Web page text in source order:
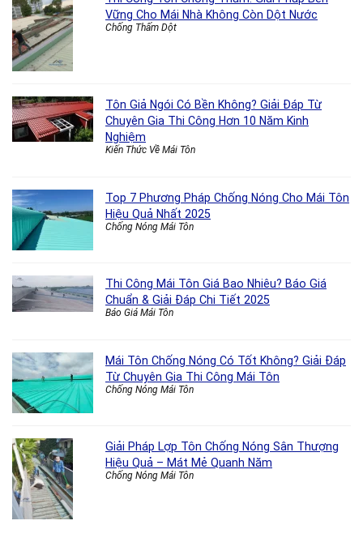
Vững Cho Mái Nhà Không Còn Dột Nước
Chống Thấm Dột
Tôn Giả Ngói Có Bền Không? Giải Đáp Từ
Chuyên Gia Thi Công Hơn 10 Năm Kinh
Nghiệm
Kiến Thức Về Mái Tôn
Top 7 Phương Pháp Chống Nóng Cho Mái Tôn
Hiệu Quả Nhất 2025
Chống Nóng Mái Tôn
Thi Công Mái Tôn Giá Bao Nhiêu? Báo Giá
Chuẩn & Giải Đáp Chi Tiết 2025
Báo Giá Mái Tôn
Mái Tôn Chống Nóng Có Tốt Không? Giải Đáp
Từ Chuyên Gia Thi Công Mái Tôn
Chống Nóng Mái Tôn
Giải Pháp Lợp Tôn Chống Nóng Sân Thượng
Hiệu Quả – Mát Mẻ Quanh Năm
Chống Nóng Mái Tôn